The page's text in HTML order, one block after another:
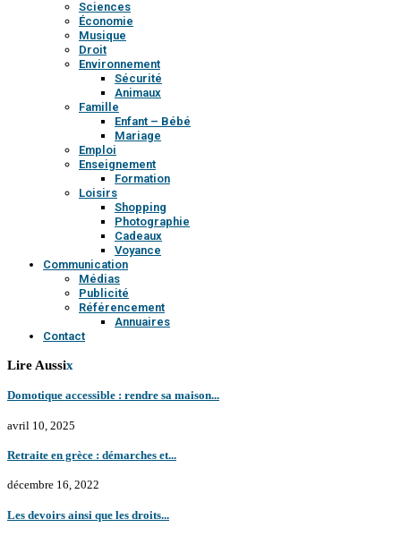
Sciences
Économie
Musique
Droit
Environnement
Sécurité
Animaux
Famille
Enfant – Bébé
Mariage
Emploi
Enseignement
Formation
Loisirs
Shopping
Photographie
Cadeaux
Voyance
Communication
Médias
Publicité
Référencement
Annuaires
Contact
Lire Aussix
Domotique accessible : rendre sa maison...
avril 10, 2025
Retraite en grèce : démarches et...
décembre 16, 2022
Les devoirs ainsi que les droits...